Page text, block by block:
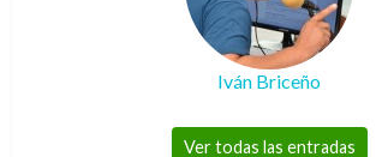
Iván Briceño
Ver todas las entradas